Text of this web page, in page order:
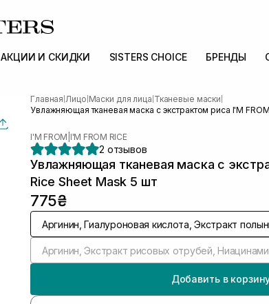
АКЦИИ И СКИДКИ SISTERS CHOICE БРЕНДЫ
Главная Лицо Маски для лица Тканевые маски
Увлажняющая тканевая маска с экстрактом риса I'M
I'M FROM I'M FROM RICE
2 отзывов
Увлажняющая тканевая маска с
Rice Sheet Mask 5 шт
775₴
Аргинин, Гиалуроновая кислота, Экстракт
Аргинин, Экстракт рисовых отрубей,
Добавить в